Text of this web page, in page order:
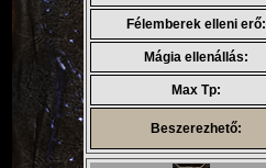
Félemberek elleni erő:
Mágia ellenállás:
Max Tp:
Beszerezhető: